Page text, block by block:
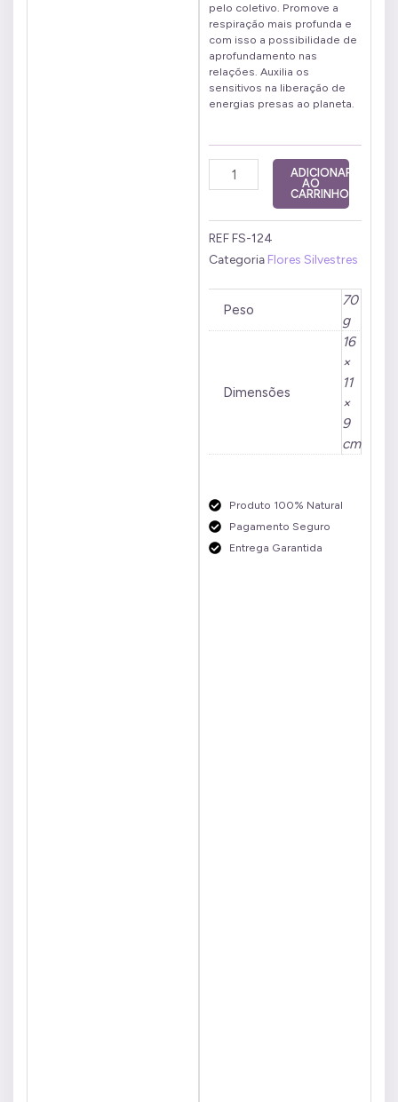
pelo coletivo. Promove a
respiração mais profunda e
com isso a possibilidade de
aprofundamento nas
relações. Auxilia os
sensitivos na liberação de
energias presas ao planeta.
Vênus
10
quantidade
ADICIONAR
AO
CARRINHO
REFFS-124
Categoria Flores Silvestres
Peso
70
g
Dimensões
16
×
11
×
9
cm
Produto 100% Natural
Pagamento Seguro
Entrega Garantida